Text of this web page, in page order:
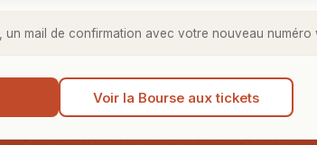
un mail de confirmation avec votre nouveau numéro
Voir la Bourse aux tickets